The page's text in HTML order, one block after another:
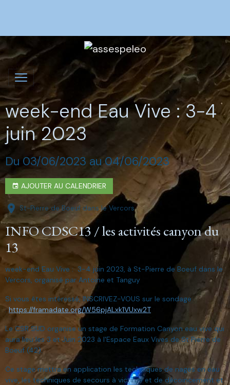
week-end Eau Vive : 3-4
juin 2023
Du 03/06/2023 au 04/06/2023
AJOUTER AU CALENDRIER
St-Pierre de Boeuf dans le Vercors
INFO CDSC13 / les activités canyon du
13
week-end Eau Vive : 3-4 juin 2023, à St-Pierre de Boeuf dans le
Vercors, organisé par Antoine et Tanguy
Si vous êtes intéressé, INSCRIVEZ-VOUS sur le sondage
:https://framadate.org/W56pjALxk1VUxw2T
Le CSR SUD organise un stage de Formation Canyon eau vive qui
aura lieu les 3 et Juin 2023 à l'Espace Eaux Vives de St Pierre de
Boeuf (42).
Ce stage mettra en application les techniques de nages en eau
vive, les techniques de secours à victime et de décoincement et